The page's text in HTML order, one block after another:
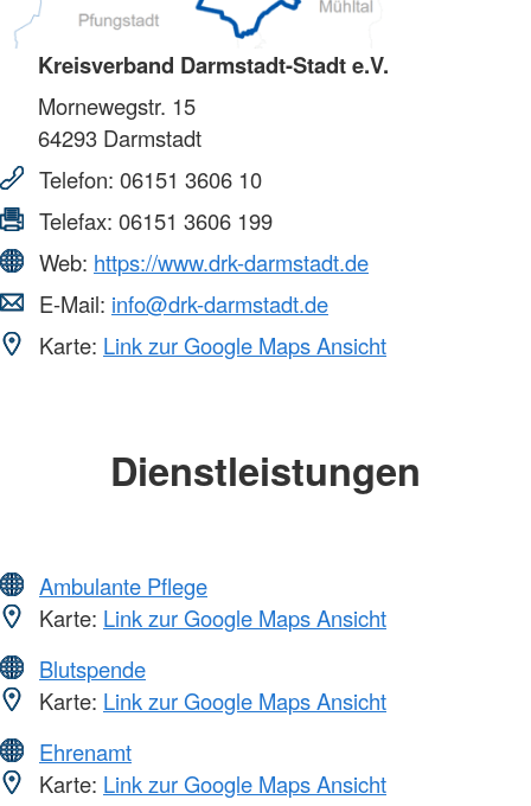
Kreisverband Darmstadt-Stadt e.V.
Mornewegstr. 15
64293 Darmstadt
Telefon: 06151 3606 10
Telefax: 06151 3606 199
Web: https://www.drk-darmstadt.de
E-Mail: info@drk-darmstadt.de
Karte: Link zur Google Maps Ansicht
Dienstleistungen
Ambulante Pflege
Karte: Link zur Google Maps Ansicht
Blutspende
Karte: Link zur Google Maps Ansicht
Ehrenamt
Karte: Link zur Google Maps Ansicht